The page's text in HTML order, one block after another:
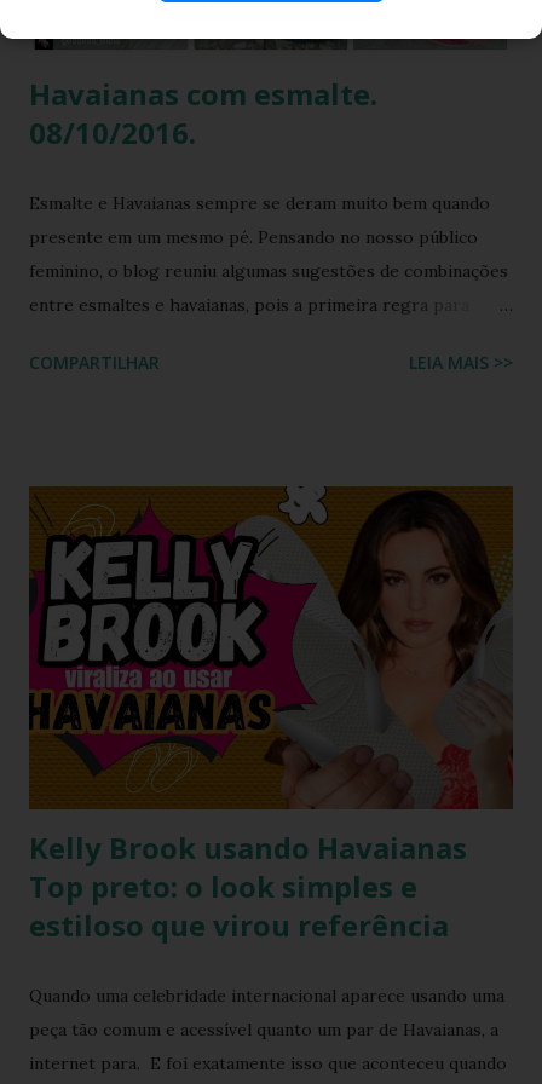
Havaianas com esmalte.
08/10/2016.
Esmalte e Havaianas sempre se deram muito bem quando
presente em um mesmo pé. Pensando no nosso público
feminino, o blog reuniu algumas sugestões de combinações
entre esmaltes e havaianas, pois a primeira regra para
BUSCA PERSONALIZADA NOS ACERVOS DO BLOG
COMPARTILHAR LEIA MAIS >>
Kelly Brook usando Havaianas
Top preto: o look simples e
estiloso que virou referência
Quando uma celebridade internacional aparece usando uma
peça tão comum e acessível quanto um par de Havaianas, a
internet para. E foi exatamente isso que aconteceu quando